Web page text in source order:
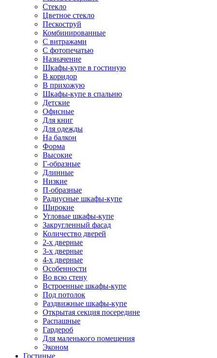
Стекло
Цветное стекло
Пескоструй
Комбинированные
С витражами
С фотопечатью
Назначение
Шкафы-купе в гостиную
В коридор
В прихожую
Шкафы-купе в спальню
Детские
Офисные
Для книг
Для одежды
На балкон
Форма
Высокие
Г-образные
Длинные
Низкие
П-образные
Радиусные шкафы-купе
Широкие
Угловые шкафы-купе
Закругленный фасад
Количество дверей
2-х дверные
3-х дверные
4-х дверные
Особенности
Во всю стену
Встроенные шкафы-купе
Под потолок
Раздвижные шкафы-купе
Открытая секция посередине
Распашные
Гардероб
Для маленького помещения
Эконом
Гостиные